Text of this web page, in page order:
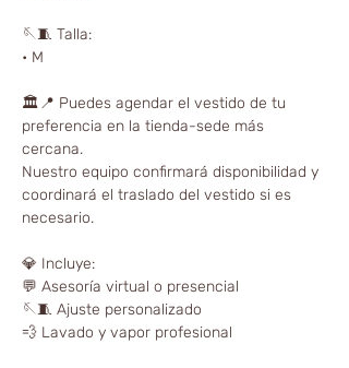
🪡🧵 Talla:
• M
🏛📍 Puedes agendar el vestido de tu
preferencia en la tienda-sede más
cercana.
Nuestro equipo confirmará disponibilidad y
coordinará el traslado del vestido si es
necesario.
💎 Incluye:
💬 Asesoría virtual o presencial
🪡🧵 Ajuste personalizado
💨 Lavado y vapor profesional